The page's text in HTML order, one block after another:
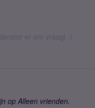
er om vraagt :)
Alleen vrienden.